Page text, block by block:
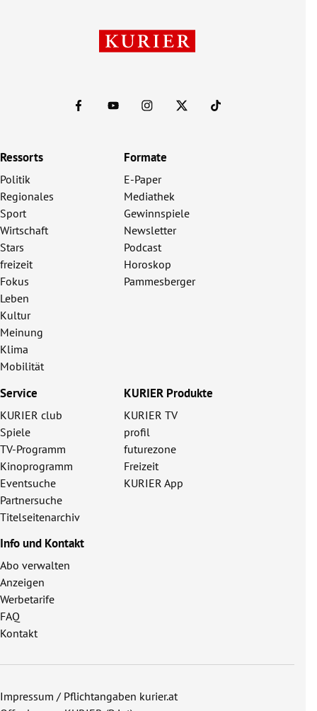
Ressorts
Politik
Regionales
Sport
Wirtschaft
Stars
freizeit
Fokus
Leben
Kultur
Meinung
Klima
Mobilität
Formate
E-Paper
Mediathek
Gewinnspiele
Newsletter
Podcast
Horoskop
Pammesberger
Service
KURIER club
Spiele
TV-Programm
Kinoprogramm
Eventsuche
Partnersuche
Titelseitenarchiv
KURIER Produkte
KURIER TV
profil
futurezone
Freizeit
KURIER App
Info und Kontakt
Abo verwalten
Anzeigen
Werbetarife
FAQ
Kontakt
Impressum / Pflichtangaben kurier.at